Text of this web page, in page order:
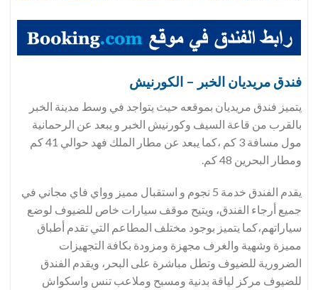
فندق مريديان الخبر – الكورنيش
يتميز فندق مريديان بموقعه حيث يتواجد في وسط مدينة الخبر
بالقرب من قاعة السيف وكورنيش الخبر و يبعد عن الرحمانية
مول مسافة 3 كم ،كما يبعد عن مطار الملك فهد حوالي 41 كم
ومطار البحرين 48 كم.
يقدم الفندق خدمة 5 نجوم و استقبال مميز وواي فاي مجاني في
جميع أرجاء الفندق، ويتيح موقف سيارات خاص للضيوف لوضع
سياراتهم،كما يتميز بوجود مختلف المطاعم التي تقدم أطباق
مميزة وشهية والغرف مجهزة ومزودة بكافة التجهيزات
الضرورية للضيوف وتطل مباشرة على البحر، ويقدم الفندق
للضيوف مركز لياقة بدنية ومسبح وملاعب تنس واسكواش